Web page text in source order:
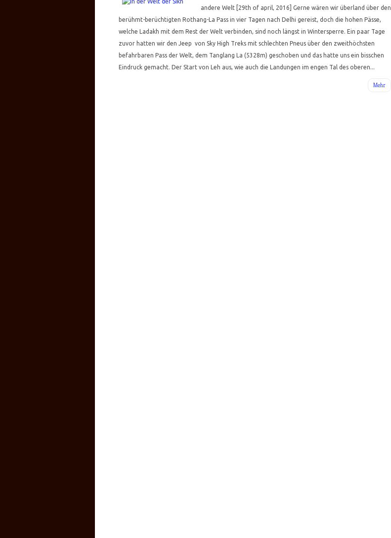
andere Welt [29th of april, 2016] Gerne wären wir überland über den
berühmt-berüchtigten Rothang-La Pass in vier Tagen nach Delhi gereist, doch die hohen Pässe,
welche Ladakh mit dem Rest der Welt verbinden, sind noch längst in Wintersperre. Ein paar Tage
zuvor hatten wir den Jeep von Sky High Treks mit schlechten Pneus über den zweithöchsten
befahrbaren Pass der Welt, dem Tanglang La (5328m) geschoben und das hatte uns ein bisschen
Eindruck gemacht. Der Start von Leh aus, wie auch die Landungen im engen Tal des oberen...
Mehr